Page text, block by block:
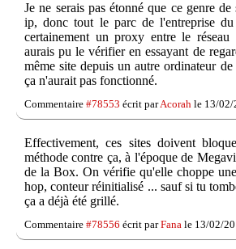
Je ne serais pas étonné que ce genre
ip, donc tout le parc de l'entreprise
certainement un proxy entre le
aurais pu le vérifier en essayant de
même site depuis un autre ordinateur
ça n'aurait pas fonctionné.
Commentaire #78553 écrit parAcorah le 13/02/
Effectivement, ces sites doivent
méthode contre ça, à l'époque de
de la Box. On vérifie qu'elle choppe
hop, conteur réinitialisé ... sauf si tu
ça a déjà été grillé.
Commentaire #78556 écrit parFana le 13/02/